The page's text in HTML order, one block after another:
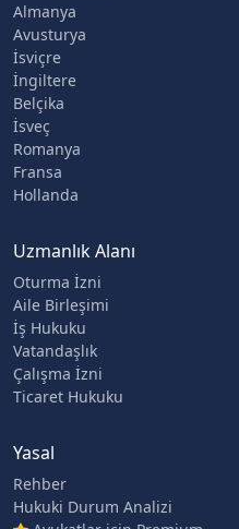
Almanya
Avusturya
İsviçre
İngiltere
Belçika
İsveç
Romanya
Fransa
Hollanda
Uzmanlık Alanı
Oturma İzni
Aile Birleşimi
İş Hukuku
Vatandaşlık
Çalışma İzni
Ticaret Hukuku
Yasal
Rehber
Hukuki Durum Analizi